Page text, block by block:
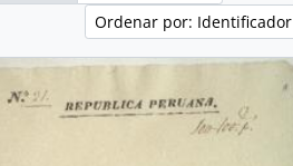
Ordenar por: Identificador